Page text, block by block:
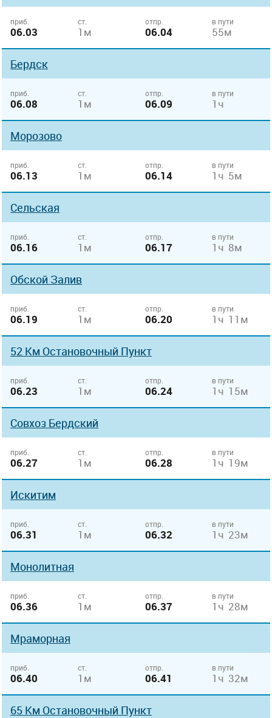
приб.
06.03
ст.
1м
отпр.
06.04
в пути
55м
Бердск
приб.
06.08
ст.
1м
отпр.
06.09
в пути
1ч
Морозово
приб.
06.13
ст.
1м
отпр.
06.14
в пути
1ч 5м
Сельская
приб.
06.16
ст.
1м
отпр.
06.17
в пути
1ч 8м
Обской Залив
приб.
06.19
ст.
1м
отпр.
06.20
в пути
1ч 11м
52 Км Остановочный Пункт
приб.
06.23
ст.
1м
отпр.
06.24
в пути
1ч 15м
Совхоз Бердский
приб.
06.27
ст.
1м
отпр.
06.28
в пути
1ч 19м
Искитим
приб.
06.31
ст.
1м
отпр.
06.32
в пути
1ч 23м
Монолитная
приб.
06.36
ст.
1м
отпр.
06.37
в пути
1ч 28м
Мраморная
приб.
06.40
ст.
1м
отпр.
06.41
в пути
1ч 32м
65 Км Остановочный Пункт